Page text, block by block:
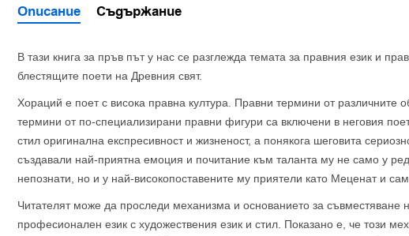
Описание Съдържание
В тази книга за пръв път у нас се разглежда темата за правния език и
блестящите поети на Древния свят.
Хораций е поет с висока правна култура. Правни термини от различните
термини от по-специализирани правни фигури са включени в неговия
стил оригинална експресивност и жизненост, а понякога шеговита
създавали най-приятна емоция и почитание към таланта му не само у
непознати, но и у най-високопоставените му приятели като Меценат и
Читателят може да проследи механизма и основанието за съвместяване
професионален език с художествения език и стил. Показано е, че този